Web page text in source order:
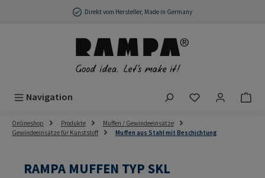
Zum Hauptinhalt springenDirekt vom Hersteller, Made in Germany
Navigation Du hast 0
Onlineshop Produkte
Muffen / Gewindeeinsätze
Gewindeeinsätze für Kunststoff
Muffen aus Stahl mit Beschichtung
RAMPA MUFFEN TYP SKL